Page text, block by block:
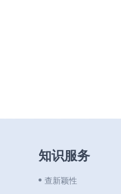
知识服务
查新颖性